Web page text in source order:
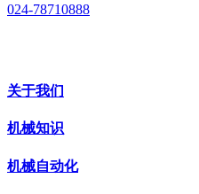
024-78710888
关于我们
机械知识
机械自动化